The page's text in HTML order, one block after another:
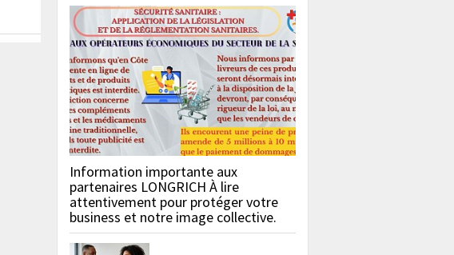
Information importante aux
partenaires LONGRICH À lire
attentivement pour protéger votre
business et notre image collective.